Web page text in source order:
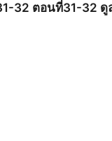
32 ตอนที่31-32 ดู